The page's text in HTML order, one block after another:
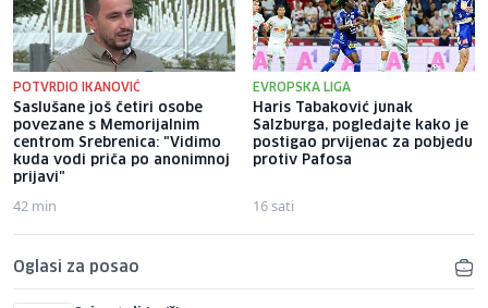
POTVRDIO IKANOVIĆ
Saslušane još četiri osobe
povezane s Memorijalnim
centrom Srebrenica: "Vidimo
kuda vodi priča po anonimnoj
prijavi"
42 min
EVROPSKA LIGA
Haris Tabaković junak
Salzburga, pogledajte kako je
postigao prvijenac za pobjedu
protiv Pafosa
16 sati
Oglasi za posao